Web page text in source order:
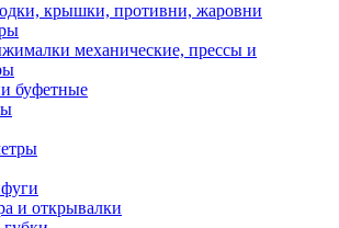
крышки, противни, жаровни
механические, прессы и
буфетные
и открывалки